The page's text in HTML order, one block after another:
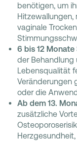
benötigen, um
vaginale
6 bis 12 Monate
der Behandlung
Lebensqualität
Veränderungen
oder die
Ab dem 13.
zusätzliche